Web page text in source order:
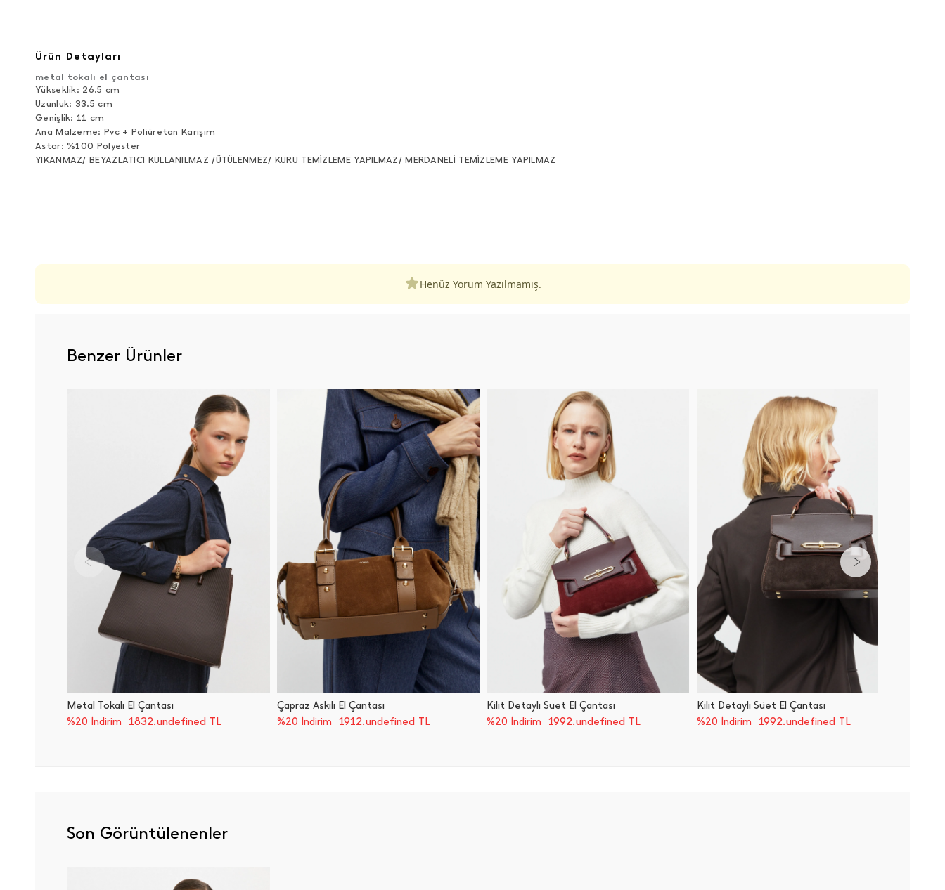
Ürün Detayları
metal tokalı el çantası
Yükseklik: 26,5 cm
Uzunluk: 33,5 cm
Genişlik: 11 cm
Ana Malzeme: Pvc + Poliüretan Karışım
Astar: %100 Polyester
YIKANMAZ/ BEYAZLATICI KULLANILMAZ /ÜTÜLENMEZ/ KURU TEMİZLEME YAPILMAZ/ MERDANELİ TEMİZLEME YAPILMAZ
Henüz Yorum Yazılmamış.
Benzer Ürünler
Metal Tokalı El Çantası
%20 İndirim
1832.undefined TL
Çapraz Askılı El Çantası
%20 İndirim
1912.undefined TL
Kilit Detaylı Süet El Çantası
%20 İndirim
1992.undefined TL
Kilit Detaylı Süet El Çantası
%20 İndirim
1992.undefined TL
Son Görüntülenenler